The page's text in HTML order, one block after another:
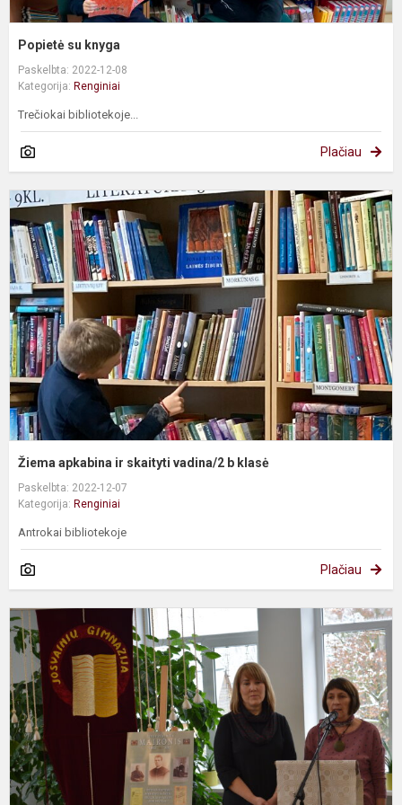
Popietė su knyga
Paskelbta: 2022-12-08
Kategorija: Renginiai
Trečiokai bibliotekoje...
Plačiau
Žiema apkabina ir skaityti vadina/2 b klasė
Paskelbta: 2022-12-07
Kategorija: Renginiai
Antrokai bibliotekoje
Plačiau